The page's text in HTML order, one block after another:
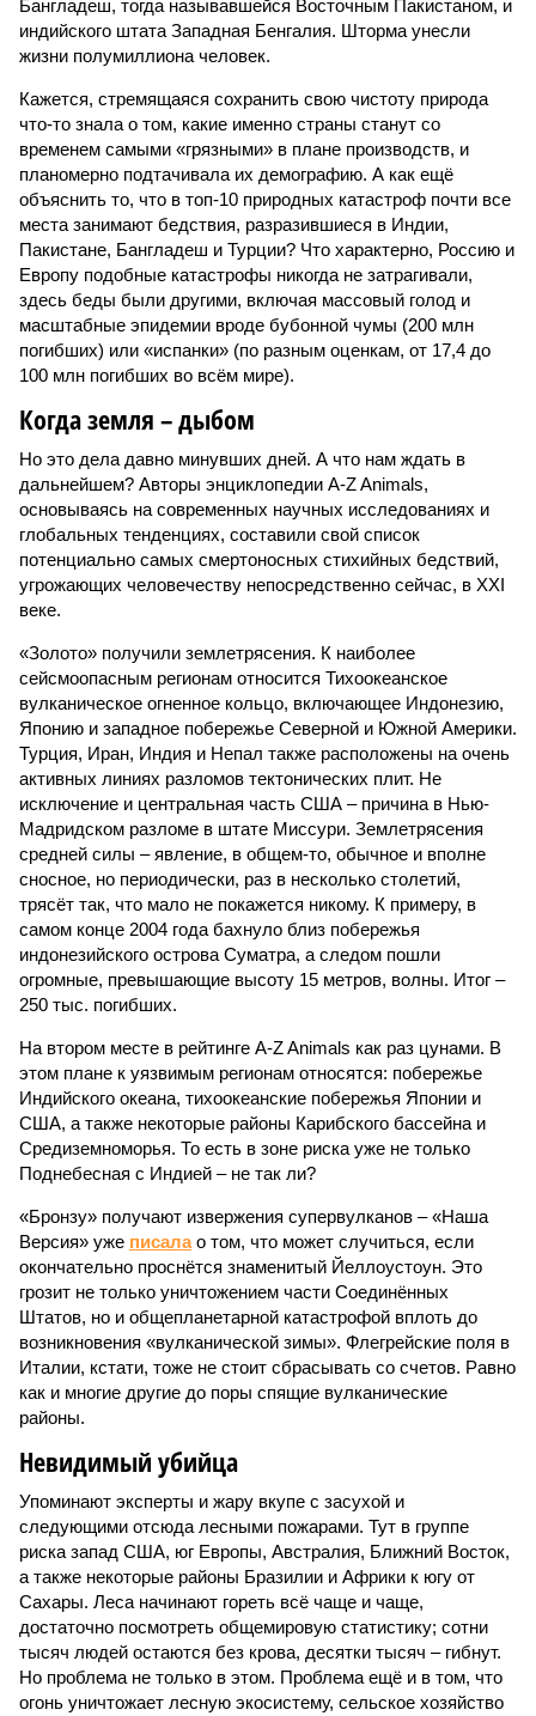
Бангладеш, тогда называвшейся Восточным Пакистаном, и
индийского штата Западная Бенгалия. Шторма унесли
жизни полумиллиона человек.
Кажется, стремящаяся сохранить свою чистоту природа
что-то знала о том, какие именно страны станут со
временем самыми «грязными» в плане производств, и
планомерно подтачивала их демографию. А как ещё
объяснить то, что в топ-10 природных катастроф почти все
места занимают бедствия, разразившиеся в Индии,
Пакистане, Бангладеш и Турции? Что характерно, Россию и
Европу подобные катастрофы никогда не затрагивали,
здесь беды были другими, включая массовый голод и
масштабные эпидемии вроде бубонной чумы (200 млн
погибших) или «испанки» (по разным оценкам, от 17,4 до
100 млн погибших во всём мире).
Когда земля – дыбом
Но это дела давно минувших дней. А что нам ждать в
дальнейшем? Авторы энциклопедии A-Z Animals,
основываясь на современных научных исследованиях и
глобальных тенденциях, составили свой список
потенциально самых смертоносных стихийных бедствий,
угрожающих человечеству непосредственно сейчас, в XXI
веке.
«Золото» получили землетрясения. К наиболее
сейсмоопасным регионам относится Тихоокеанское
вулканическое огненное кольцо, включающее Индонезию,
Японию и западное побережье Северной и Южной Америки.
Турция, Иран, Индия и Непал также расположены на очень
активных линиях разломов тектонических плит. Не
исключение и центральная часть США – причина в Нью-
Мадридском разломе в штате Миссури. Землетрясения
средней силы – явление, в общем-то, обычное и вполне
сносное, но периодически, раз в несколько столетий,
трясёт так, что мало не покажется никому. К примеру, в
самом конце 2004 года бахнуло близ побережья
индонезийского острова Суматра, а следом пошли
огромные, превышающие высоту 15 метров, волны. Итог –
250 тыс. погибших.
На втором месте в рейтинге A-Z Animals как раз цунами. В
этом плане к уязвимым регионам относятся: побережье
Индийского океана, тихо­океанские побережья Японии и
США, а также некоторые районы Карибского бассейна и
Средиземноморья. То есть в зоне риска уже не только
Поднебесная с Индией – не так ли?
«Бронзу» получают извержения супервулканов – «Наша
Версия» уже писалао том, что может случиться, если
окончательно проснётся знаменитый Йеллоустоун. Это
грозит не только уничтожением части Соединённых
Штатов, но и общепланетарной катастрофой вплоть до
возникновения «вулканической зимы». Флегрейские поля в
Италии, кстати, тоже не стоит сбрасывать со счетов. Равно
как и многие другие до поры спящие вулканические
районы.
Невидимый убийца
Упоминают эксперты и жару вкупе с засухой и
следующими отсюда лесными пожарами. Тут в группе
риска запад США, юг Европы, Австралия, Ближний Восток,
а также некоторые районы Бразилии и Африки к югу от
Сахары. Леса начинают гореть всё чаще и чаще,
достаточно посмотреть общемировую статистику; сотни
тысяч людей остаются без крова, десятки тысяч – гибнут.
Но проблема не только в этом. Проблема ещё и в том, что
огонь уничтожает лесную экосистему, сельское хозяйство